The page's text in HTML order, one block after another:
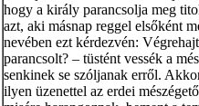
hogy a király parancsolja meg
azt, aki másnap reggel elsőként
nevében ezt kérdezvén:
parancsolt? – tüstént vessék a
senkinek se szóljanak erről.
ilyen üzenettel az erdei